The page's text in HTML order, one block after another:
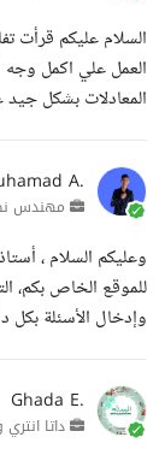
السلام عليكم قرأت
العمل علي اكمل
المعادلات بشكل
A.
مهندس
للموقع الخاص بكم،
وإدخال الأسئلة بكل
Ghada E.
داتا